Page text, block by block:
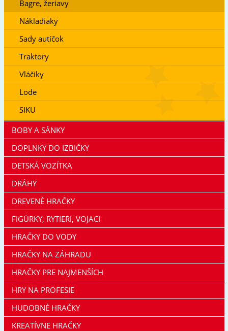
Bagre, žeriavy
Nákladiaky
Sady autíčok
Traktory
Vláčiky
Lode
SIKU
BOBY A SÁNKY
DOPLNKY DO IZBIČKY
DETSKÁ VOZÍTKA
DRÁHY
DREVENÉ HRAČKY
FIGÚRKY, RYTIERI, VOJACI
HRAČKY DO VODY
HRAČKY NA ZÁHRADU
HRAČKY PRE NAJMENŠÍCH
HRY NA PROFESIE
HUDOBNÉ HRAČKY
KREATÍVNE HRAČKY